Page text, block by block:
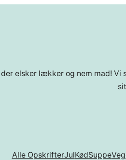
elsker lækker og nem mad!
Alle OpskrifterJulKødSuppe